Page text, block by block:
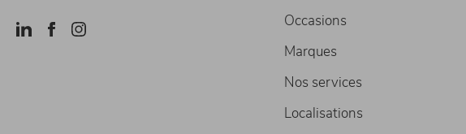
Occasions
Marques
Nos services
Localisations